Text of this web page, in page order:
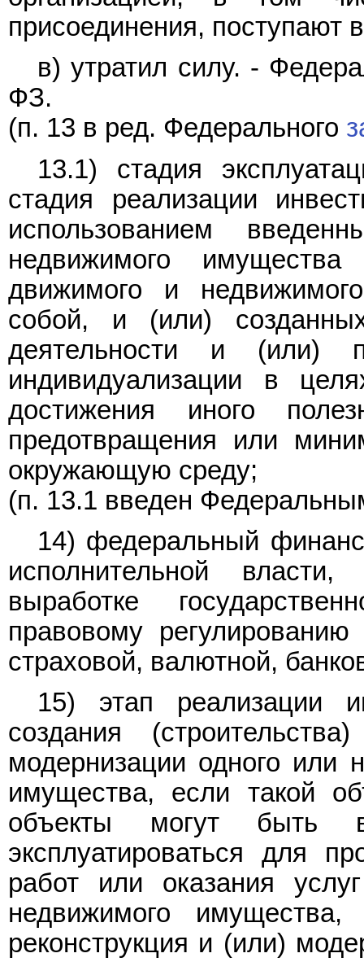
присоединения, поступают
в) утратил силу. -
ФЗ.
(п. 13 в ред. Федерального
13.1) стадия
стадия реализации
использованием
недвижимого
движимого и
собой, и (или) созданных
деятельности и (или)
индивидуализации в
достижения иного
предотвращения или
окружающую среду;
(п. 13.1 введен
14) федеральный
исполнительной
выработке
правовому
страховой, валютной,
15) этап реализации
создания
модернизации одного или
имущества, если такой
объекты могут быть
эксплуатироваться для
работ или оказания
недвижимого имущества,
реконструкция и (или)